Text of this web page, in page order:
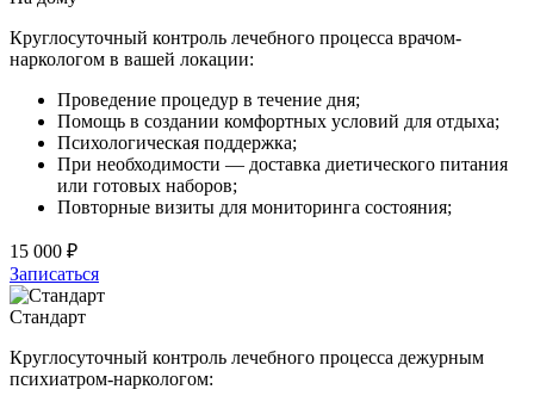
Круглосуточный контроль лечебного процесса врачом-
наркологом в вашей локации:
Проведение процедур в течение дня;
Помощь в создании комфортных условий для отдыха;
Психологическая поддержка;
При необходимости — доставка диетического питания
или готовых наборов;
Повторные визиты для мониторинга состояния;
15 000 ₽
Записаться
Стандарт
Круглосуточный контроль лечебного процесса дежурным
психиатром-наркологом: